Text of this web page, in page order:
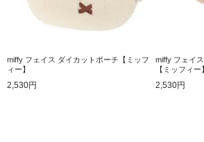
miffy フェイス ダイカットポーチ【ミッフ
ィー】
2,530円
miffy フェイ
【ミッフィー】
2,530円